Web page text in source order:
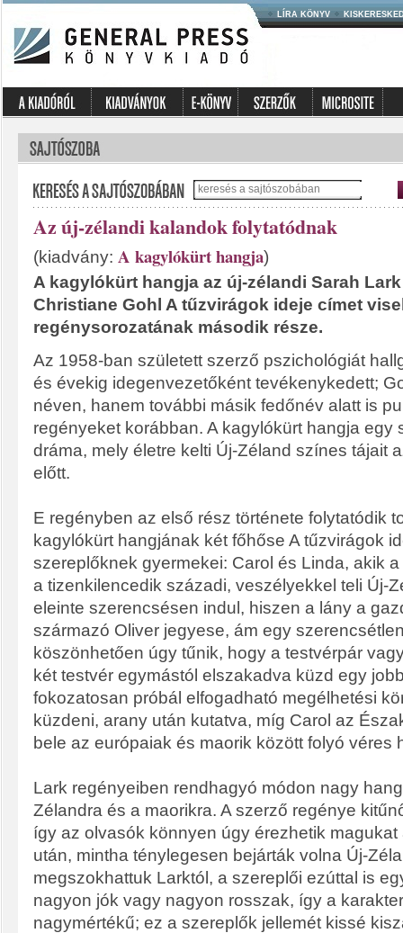
LÍRA KÖNYV
Az új-zélandi kalandok folytatódnak
(kiadvány: A kagylókürt hangja)
A kagylókürt hangja az új-zélandi Sarah
Christiane Gohl A tűzvirágok ideje címet
regénysorozatának második része.
Az 1958-ban született szerző pszichológiát
és évekig idegenvezetőként tevékenykedett;
néven, hanem további másik fedőnév alatt is
regényeket korábban. A kagylókürt hangja egy
dráma, mely életre kelti Új-Zéland színes tájait
előtt.
E regényben az első rész története folytatódik
kagylókürt hangjának két főhőse A tűzvirágok
szereplőknek gyermekei: Carol és Linda, akik
a tizenkilencedik századi, veszélyekkel teli Új-
eleinte szerencsésen indul, hiszen a lány a
származó Oliver jegyese, ám egy
köszönhetően úgy tűnik, hogy a testvérpár
két testvér egymástól elszakadva küzd egy
fokozatosan próbál elfogadható megélhetési
küzdeni, arany után kutatva, míg Carol az
bele az európaiak és maorik között folyó véres
Lark regényeiben rendhagyó módon nagy
Zélandra és a maorikra. A szerző regénye
így az olvasók könnyen úgy érezhetik
után, mintha ténylegesen bejárták volna Új-
megszokhattuk Larktól, a szereplői ezúttal is
nagyon jók vagy nagyon rosszak, így a
nagymértékű; ez a szereplők jellemét kissé